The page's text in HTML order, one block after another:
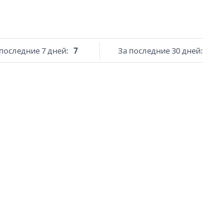
7 дней: 7 За последние 30 дней: